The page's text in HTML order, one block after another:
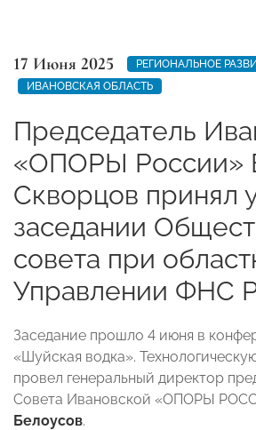
17 Июня 2025
РЕГИОНАЛЬНОЕ
ИВАНОВСКАЯ ОБЛАСТЬ
Председатель
«ОПОРЫ России»
Скворцов принял
заседании
совета при
Управлении ФНС
Заседание прошло 4 июня в
«Шуйская водка».
провел генеральный директор
Совета Ивановской «ОПОРЫ
Белоусов.